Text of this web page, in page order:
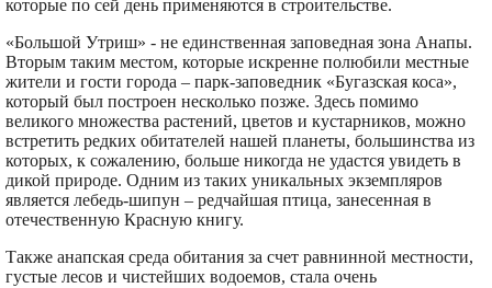
которые по сей день применяются в строительстве.
«Большой Утриш» - не единственная заповедная зона Анапы.
Вторым таким местом, которые искренне полюбили местные
жители и гости города – парк-заповедник «Бугазская коса»,
который был построен несколько позже. Здесь помимо
великого множества растений, цветов и кустарников, можно
встретить редких обитателей нашей планеты, большинства из
которых, к сожалению, больше никогда не удастся увидеть в
дикой природе. Одним из таких уникальных экземпляров
является лебедь-шипун – редчайшая птица, занесенная в
отечественную Красную книгу.
Также анапская среда обитания за счет равнинной местности,
густые лесов и чистейших водоемов, стала очень